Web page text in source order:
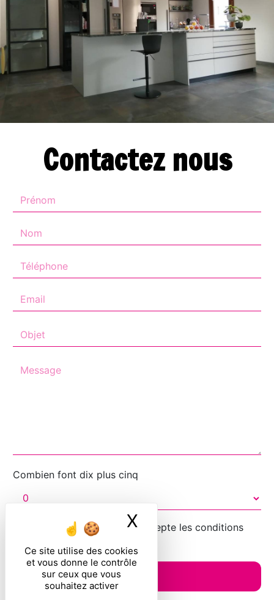
Ce site utilise des cookies
et vous donne le contrôle
sur ceux que vous
souhaitez activer
X Masquer le
Contactez nous
Combien font dix plus cinq
En cochant cette case, j'accepte les conditions
ENVOYER